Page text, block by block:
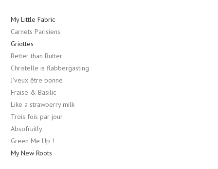
My Little Fabric
Carnets Parisiens
Griottes
Better than Butter
Christelle is flabbergasting
J'veux être bonne
Fraise & Basilic
Like a strawberry milk
Trois fois par jour
Absofruitly
Green Me Up !
My New Roots